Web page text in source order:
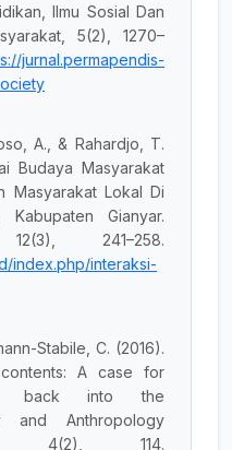
Ilmu Sosial Dan
5(2), 1270–
jurnal.permapendis-
A., & Rahardjo, T.
Budaya Masyarakat
Masyarakat Lokal Di
Kabupaten Gianyar.
241–258.
index.php/interaksi-
Stabile, C. (2016).
A case for
back into the
and Anthropology
4(2), 114.